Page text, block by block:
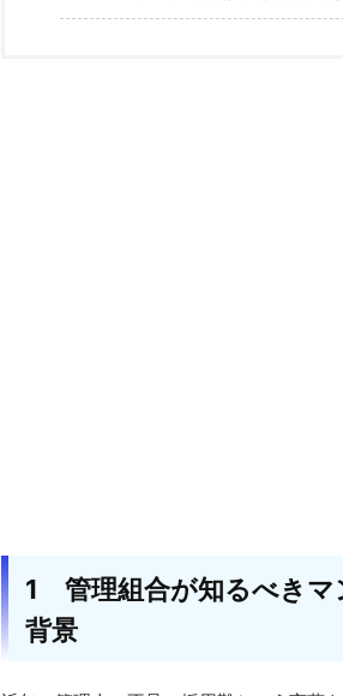
1 管理組合が知るべきマ
背景